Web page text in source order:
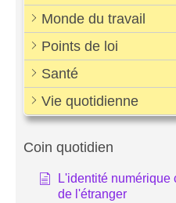
Monde du travail
Points de loi
Santé
Vie quotidienne
Coin quotidien
L'identité
de l'étranger